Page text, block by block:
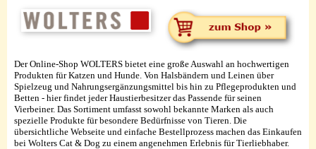
Der Online-Shop WOLTERS bietet eine große Auswahl an hochwertigen
Produkten für Katzen und Hunde. Von Halsbändern und Leinen über
Spielzeug und Nahrungsergänzungsmittel bis hin zu Pflegeprodukten und
Betten - hier findet jeder Haustierbesitzer das Passende für seinen
Vierbeiner. Das Sortiment umfasst sowohl bekannte Marken als auch
spezielle Produkte für besondere Bedürfnisse von Tieren. Die
übersichtliche Webseite und einfache Bestellprozess machen das Einkaufen
bei Wolters Cat & Dog zu einem angenehmen Erlebnis für Tierliebhaber.